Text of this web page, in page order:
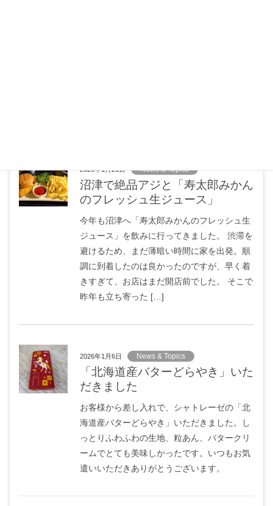
2026年1月21日 News & Topics
沼津で絶品アジと「寿太郎みかん
のフレッシュ生ジュース」
今年も沼津へ「寿太郎みかんのフレッシュ生
ジュース」を飲みに行ってきました。 渋滞を
避けるため、まだ薄暗い時間に家を出発。順
調に到着したのは良かったのですが、早く着
きすぎて、お店はまだ開店前でした。 そこで
昨年も立ち寄った […]
2026年1月6日 News & Topics
「北海道産バターどらやき」いた
だきました
お客様から差し入れで、シャトレーゼの「北
海道産バターどらやき」いただきました。し
っとりふわふわの生地、粒あん、バタークリ
ームでとても美味しかったです。いつもお気
遣いいただきありがとうございます。